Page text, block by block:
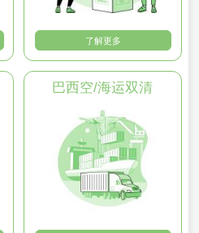
了解更多
巴西空/海运双清